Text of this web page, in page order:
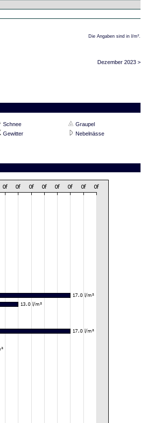
Die Angaben sind in l/m².
Dezember 2023 >
Schnee
Graupel
Gewitter
Nebelnässe